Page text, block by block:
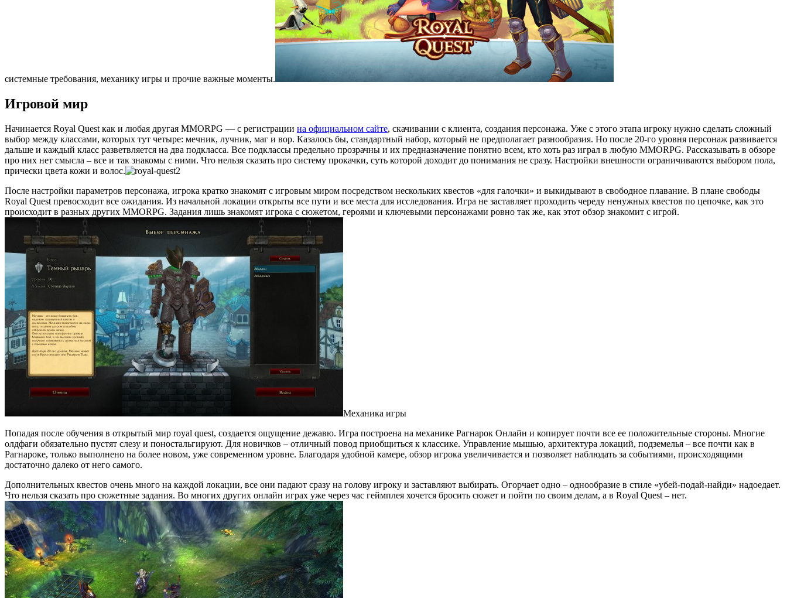
системные требования, механику игры и прочие важные моменты.
Игровой мир
Начинается Royal Quest как и любая другая MMORPG — с регистрации на официальном сайте, скачивании с клиента, создания персонажа. Уже с этого этапа игроку нужно сделать сложный
выбор между классами, которых тут четыре: мечник, лучник, маг и вор. Казалось бы, стандартный набор, который не предполагает разнообразия. Но после 20-го уровня персонаж развивается
дальше и каждый класс разветвляется на два подкласса. Все подклассы предельно прозрачны и их предназначение понятно всем, кто хоть раз играл в любую MMORPG. Рассказывать в обзоре
про них нет смысла – все и так знакомы с ними. Что нельзя сказать про систему прокачки, суть которой доходит до понимания не сразу. Настройки внешности ограничиваются выбором пола,
прически цвета кожи и волос.
После настройки параметров персонажа, игрока кратко знакомят с игровым миром посредством нескольких квестов «для галочки» и выкидывают в свободное плавание. В плане свободы
Royal Quest превосходит все ожидания. Из начальной локации открыты все пути и все места для исследования. Игра не заставляет проходить череду ненужных квестов по цепочке, как это
происходит в разных других MMORPG. Задания лишь знакомят игрока с сюжетом, героями и ключевыми персонажами ровно так же, как этот обзор знакомит с игрой.
Механика игры
Попадая после обучения в открытый мир royal quest, создается ощущение дежавю. Игра построена на механике Рагнарок Онлайн и копирует почти все ее положительные стороны. Многие
олдфаги обязательно пустят слезу и поностальгируют. Для новичков – отличный повод приобщиться к классике. Управление мышью, архитектура локаций, подземелья – все почти как в
Рагнароке, только выполнено на более новом, уже современном уровне. Благодаря удобной камере, обзор игрока увеличивается и позволяет наблюдать за событиями, происходящими
достаточно далеко от него самого.
Дополнительных квестов очень много на каждой локации, все они падают сразу на голову игроку и заставляют выбирать. Огорчает одно – однообразие в стиле «убей-подай-найди» надоедает.
Что нельзя сказать про сюжетные задания. Во многих других онлайн играх уже через час геймплея хочется бросить сюжет и пойти по своим делам, а в Royal Quest – нет.